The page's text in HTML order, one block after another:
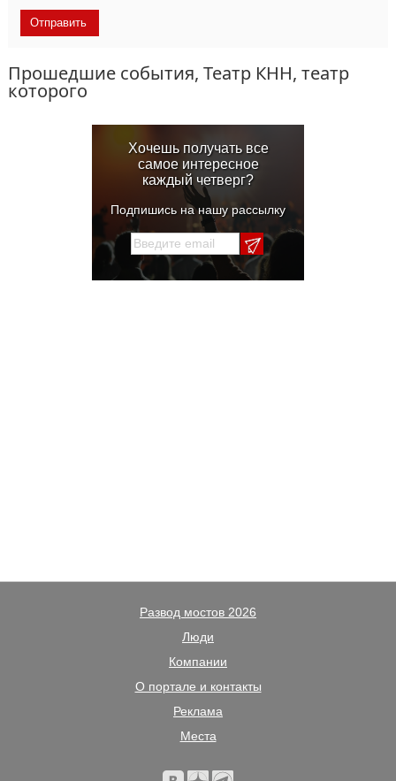
Прошедшие события, Театр КНН, театр
которого
Хочешь получать все
самое интересное
каждый четверг?
Подпишись на нашу рассылку
Развод мостов 2026
Люди
Компании
О портале и контакты
Реклама
Места